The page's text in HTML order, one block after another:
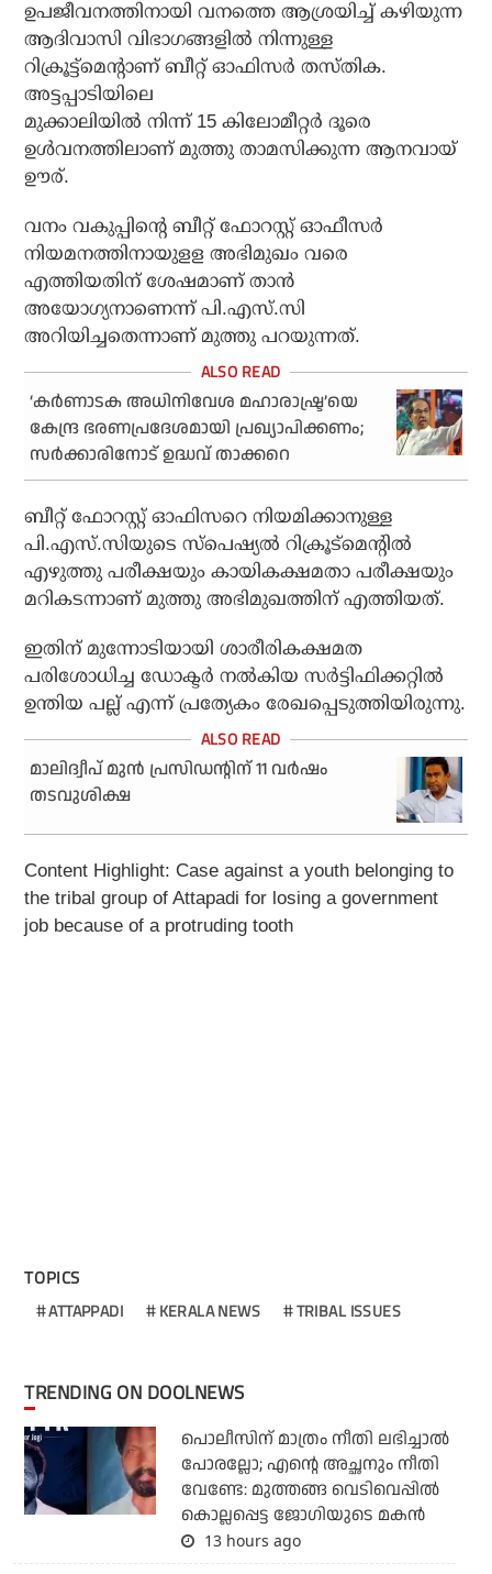
ഉപജീവനത്തിനായി വനത്തെ ആശ്രയിച്ച് കഴിയുന്ന
ആദിവാസി വിഭാഗങ്ങളില്‍ നിന്നുള്ള
റിക്രൂട്ട്‌മെന്റാണ് ബീറ്റ് ഓഫിസര്‍ തസ്തിക.
അട്ടപ്പാടിയിലെ
മുക്കാലിയില്‍ നിന്ന് 15 കിലോമീറ്റര്‍ ദൂരെ
ഉള്‍വനത്തിലാണ് മുത്തു താമസിക്കുന്ന ആനവായ്
ഊര്.
വനം വകുപ്പിന്റെ ബീറ്റ് ഫോറസ്റ്റ് ഓഫീസര്‍
നിയമനത്തിനായുളള അഭിമുഖം വരെ
എത്തിയതിന് ശേഷമാണ് താന്‍
അയോഗ്യനാണെന്ന് പി.എസ്.സി
അറിയിച്ചതെന്നാണ് മുത്തു പറയുന്നത്.
‘കര്‍ണാടക അധിനിവേശ മഹാരാഷ്ട്ര’യെ
കേന്ദ്ര ഭരണപ്രദേശമായി പ്രഖ്യാപിക്കണം;
സര്‍ക്കാരിനോട് ഉദ്ധവ് താക്കറെ
ബീറ്റ് ഫോറസ്റ്റ് ഓഫിസറെ നിയമിക്കാനുള്ള
പി.എസ്.സിയുടെ സ്പെഷ്യല്‍ റിക്രൂട്മെന്റില്‍
എഴുത്തു പരീക്ഷയും കായികക്ഷമതാ പരീക്ഷയും
മറികടന്നാണ് മുത്തു അഭിമുഖത്തിന് എത്തിയത്.
ഇതിന് മുന്നോടിയായി ശാരീരികക്ഷമത
പരിശോധിച്ച ഡോക്ടര്‍ നല്‍കിയ സര്‍ട്ടിഫിക്കറ്റില്‍
ഉന്തിയ പല്ല് എന്ന് പ്രത്യേകം രേഖപ്പെടുത്തിയിരുന്നു.
മാലിദ്വീപ് മുന്‍ പ്രസിഡന്റിന് 11 വര്‍ഷം
തടവുശിക്ഷ
Content Highlight: Case against a youth belonging to
the tribal group of Attapadi for losing a government
job because of a protruding tooth
TOPICS
ATTAPPADI KERALA NEWS TRIBAL ISSUES
TRENDING ON DOOLNEWS
പൊലീസിന് മാത്രം നീതി ലഭിച്ചാല്‍
പോരല്ലോ; എന്റെ അച്ഛനും നീതി
വേണ്ടേ: മുത്തങ്ങ വെടിവെപ്പില്‍
കൊല്ലപ്പെട്ട ജോഗിയുടെ മകന്‍
13 hours ago